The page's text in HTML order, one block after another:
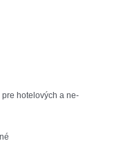
hotelových a ne-